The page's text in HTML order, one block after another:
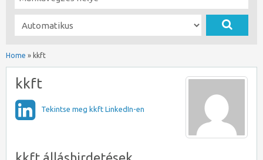
Home » kkft
kkft
Tekintse meg kkft LinkedIn-en